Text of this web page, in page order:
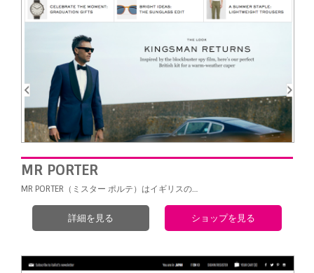
MR PORTER
MR PORTER（ミスター ポルテ）はイギリスの…
詳細を見る ショップを見る